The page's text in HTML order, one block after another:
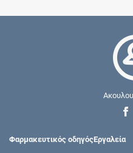
Φαρμακευτικός οδηγόςΕργαλεία